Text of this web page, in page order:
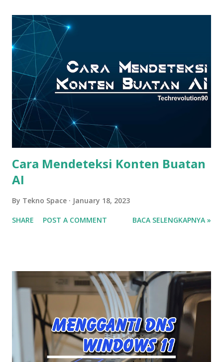
Cara Mendeteksi Konten Buatan
AI
By Tekno Space January 18, 2023
SHARE POST A COMMENT BACA SELENGKAPNYA »